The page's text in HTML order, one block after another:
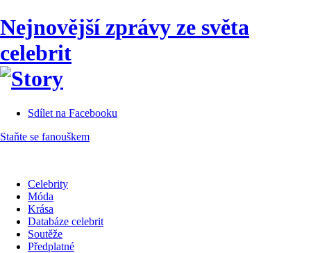
Nejnovější zprávy ze světa
celebrit
Sdílet na Facebooku
Staňte se fanouškem
Celebrity
Móda
Krása
Databáze celebrit
Soutěže
Předplatné